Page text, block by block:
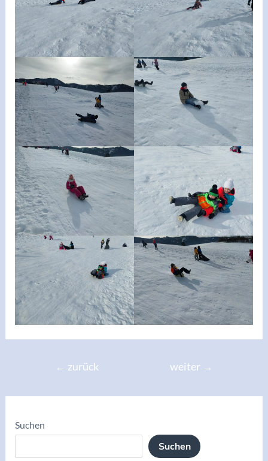
Beitragsnavigation
← zurück weiter →
Suchen
Suchen